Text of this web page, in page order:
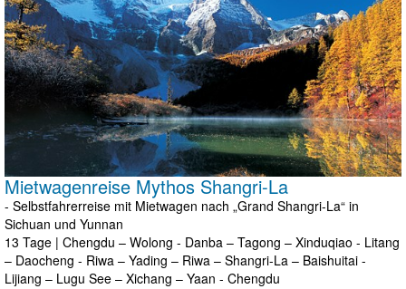
Mietwagenreise Mythos Shangri-La
- Selbstfahrerreise mit Mietwagen nach „Grand Shangri-La“ in
Sichuan und Yunnan
13 Tage | Chengdu – Wolong - Danba – Tagong – Xinduqiao - Litang
– Daocheng - Riwa – Yading – Riwa – Shangri-La – Baishuitai -
Lijiang – Lugu See – Xichang – Yaan - Chengdu